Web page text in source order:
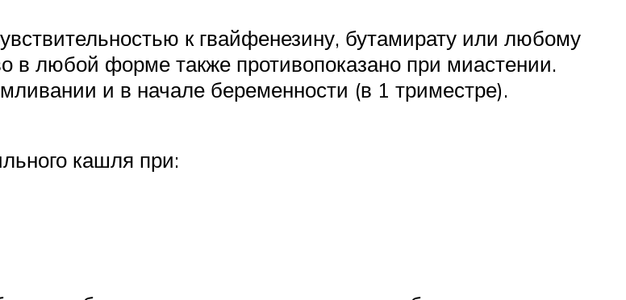
к гвайфенезину, бутамирату или любому
в любой форме также противопоказано при миастении.
и в начале беременности (в 1 триместре).
кашля при: